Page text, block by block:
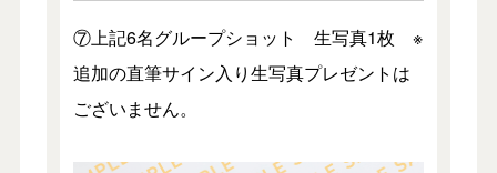
⑦上記6名グループショット 生写真1枚 ※
追加の直筆サイン入り生写真プレゼントは
ございません。